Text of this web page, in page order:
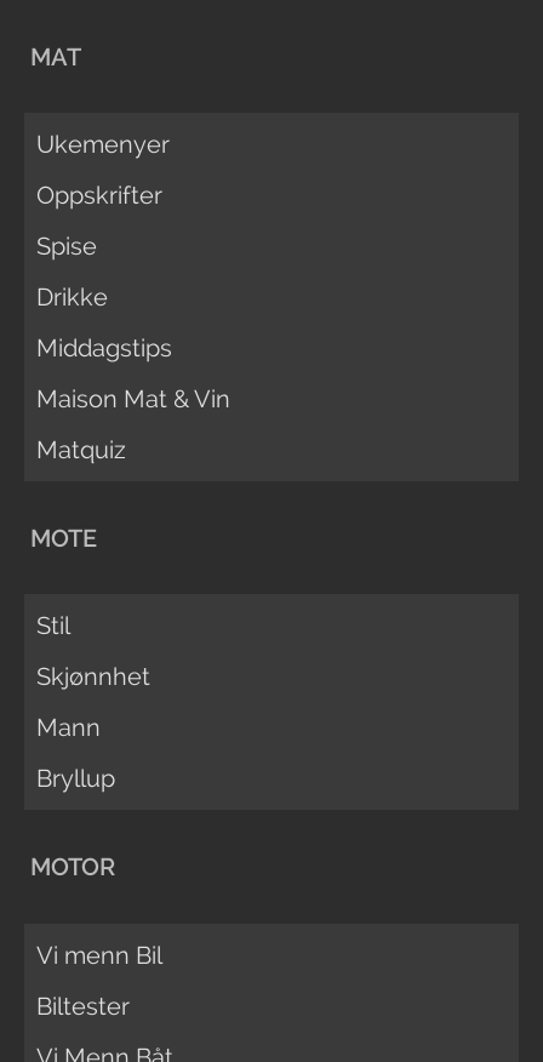
MAT
Ukemenyer
Oppskrifter
Spise
Drikke
Middagstips
Maison Mat & Vin
Matquiz
MOTE
Stil
Skjønnhet
Mann
Bryllup
MOTOR
Vi menn Bil
Biltester